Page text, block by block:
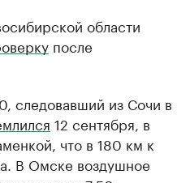
области
после
следовавший из Сочи в
12 сентября, в
что в 180 км к
В Омске воздушное